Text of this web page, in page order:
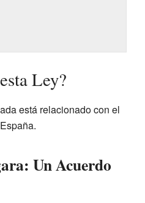
Ley?
está relacionado con el
Un Acuerdo